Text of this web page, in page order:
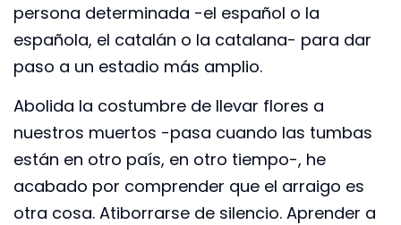
persona determinada -el español o la
española, el catalán o la catalana- para dar
paso a un estadio más amplio.
Abolida la costumbre de llevar flores a
nuestros muertos -pasa cuando las tumbas
están en otro país, en otro tiempo-, he
acabado por comprender que el arraigo es
otra cosa. Atiborrarse de silencio. Aprender a